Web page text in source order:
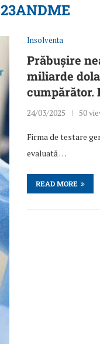
23ANDME
Insolventa
Prăbușire
miliarde
cumpărător.
24/03/2025 50
Firma de testare
evaluată …
READ MORE